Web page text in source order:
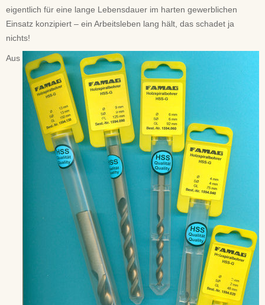
eigentlich für eine lange Lebensdauer im harten gewerblichen
Einsatz konzipiert – ein Arbeitsleben lang hält, das schadet ja
nichts!
Aus